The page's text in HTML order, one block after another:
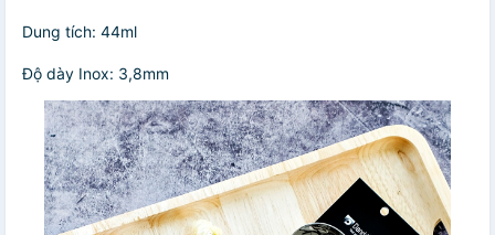
Dung tích: 44ml
Độ dày Inox: 3,8mm